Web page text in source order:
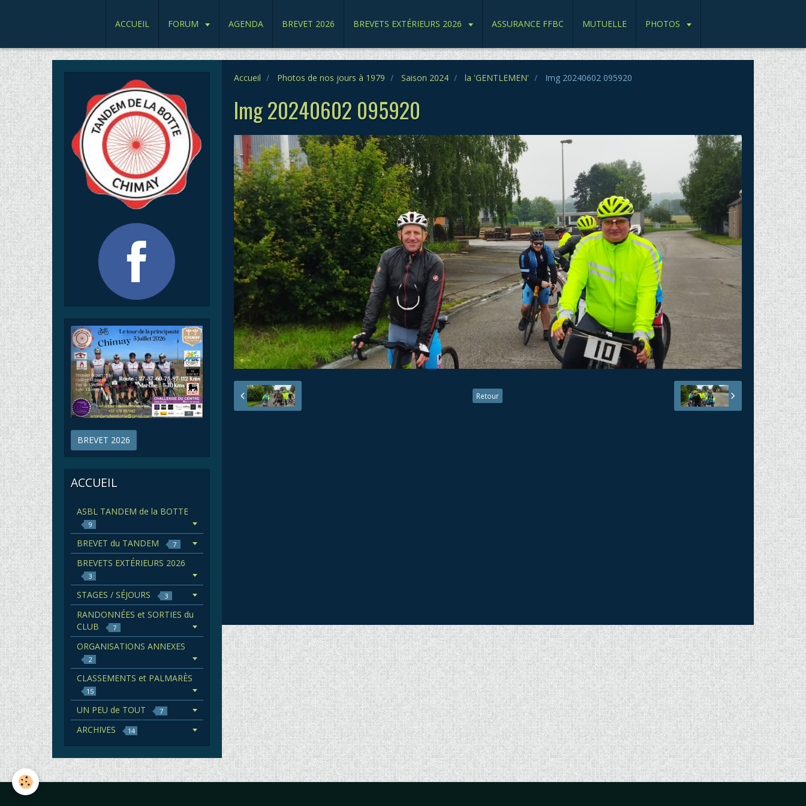
ACCUEIL FORUM AGENDA BREVET 2026 BREVETS EXTÉRIEURS 2026 ASSURANCE FFBC MUTUELLE PHOTOS
Accueil Photos de nos jours à 1979 Saison 2024 la 'GENTLEMEN' Img 20240602 095920
Img 20240602 095920
Retour
BREVET 2026
ACCUEIL
ASBL TANDEM de la BOTTE
9
BREVET du TANDEM 7
BREVETS EXTÉRIEURS 2026
3
STAGES / SÉJOURS 3
RANDONNÉES et SORTIES du
CLUB
7
ORGANISATIONS ANNEXES
2
CLASSEMENTS et PALMARÈS
15
UN PEU de TOUT 7
ARCHIVES 14